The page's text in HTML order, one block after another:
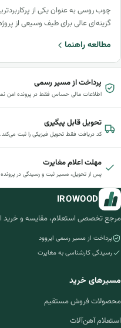
چوب روسی به عنوان یکی از
گزینه‌ای عالی برای طیف وسیعی از
مطالعه راهنما
پرداخت از مسیر رسمی
اطلاعات مالی حساس فقط در پرونده امن
تحویل قابل پیگیری
کد دریافت فقط تحویل فیزیکی را ثبت می‌کند.
مهلت اعلام مغایرت
پس از تحویل، مسیر ثبت و رسیدگی در
IROWOOD
مرجع تخصصی استعلام، مقایسه و خرید
پرداخت از مسیر رسمی ایروود
رسیدگی کارشناسی به مغایرت
مسیرهای خرید
محصولات فروش مستقیم
استعلام آهن‌آلات